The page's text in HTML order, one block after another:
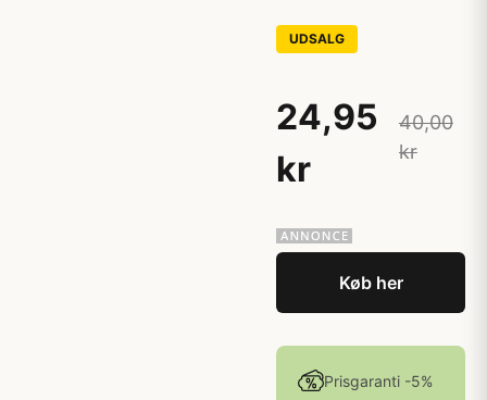
UDSALG
24,95
kr
40,00
kr
Køb her
Prisgaranti -5%